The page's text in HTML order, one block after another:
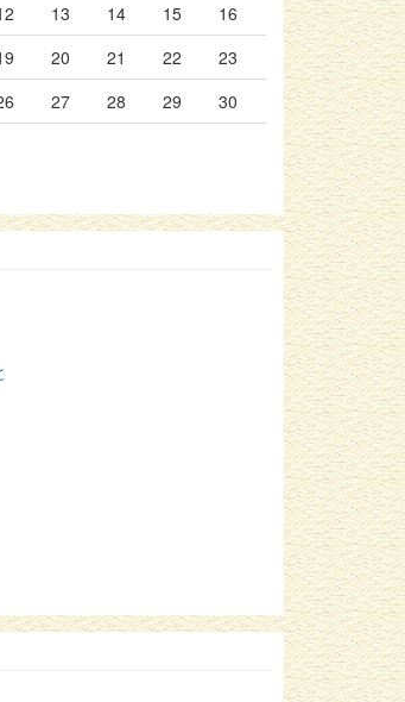
13 14 15
16
20 21 22
23
27 28 29
30